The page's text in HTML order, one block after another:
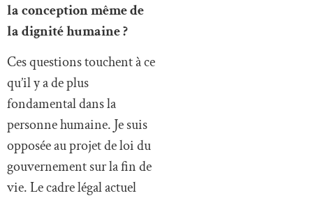
la conception même de
la dignité humaine ?
Ces questions touchent à ce
qu’il y a de plus
fondamental dans la
personne humaine. Je suis
opposée au projet de loi du
gouvernement sur la fin de
vie. Le cadre légal actuel